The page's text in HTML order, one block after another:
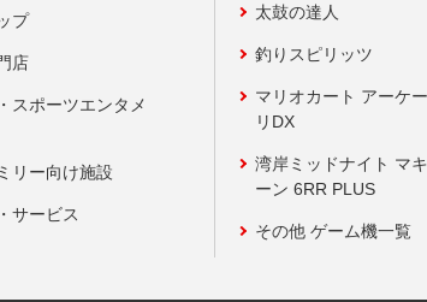
プ
店
スポーツエンタメ
リー向け施設
サービス
太鼓の達人
釣りスピリッツ
マリオカート アーケ
リDX
湾岸ミッドナイト マ
ーン 6RR PLUS
その他 ゲーム機一覧